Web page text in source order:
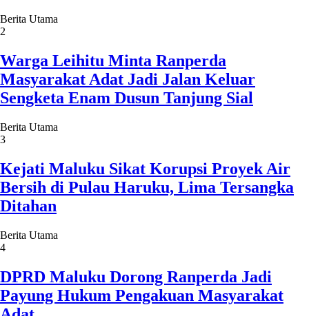
Berita Utama
2
Warga Leihitu Minta Ranperda
Masyarakat Adat Jadi Jalan Keluar
Sengketa Enam Dusun Tanjung Sial
Berita Utama
3
Kejati Maluku Sikat Korupsi Proyek Air
Bersih di Pulau Haruku, Lima Tersangka
Ditahan
Berita Utama
4
DPRD Maluku Dorong Ranperda Jadi
Payung Hukum Pengakuan Masyarakat